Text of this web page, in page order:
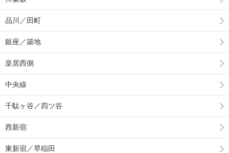
品川／田町
銀座／築地
皇居西側
中央線
千駄ヶ谷／四ツ谷
西新宿
東新宿／早稲田